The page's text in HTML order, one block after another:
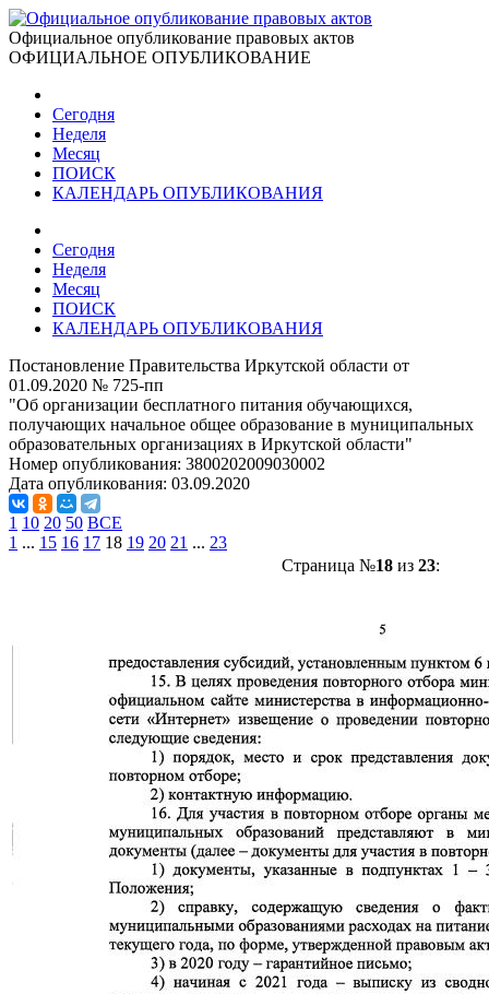
Официальное опубликование правовых актов
ОФИЦИАЛЬНОЕ ОПУБЛИКОВАНИЕ
Сегодня
Неделя
Месяц
ПОИСК
КАЛЕНДАРЬ ОПУБЛИКОВАНИЯ
Сегодня
Неделя
Месяц
ПОИСК
КАЛЕНДАРЬ ОПУБЛИКОВАНИЯ
Постановление Правительства Иркутской области от
01.09.2020 № 725-пп
"Об организации бесплатного питания обучающихся,
получающих начальное общее образование в муниципальных
образовательных организациях в Иркутской области"
Номер опубликования: 3800202009030002
Дата опубликования: 03.09.2020
1 10 20 50 ВСЕ
1 ... 15 16 17 18 19 20 21 ... 23
Страница №18 из 23: